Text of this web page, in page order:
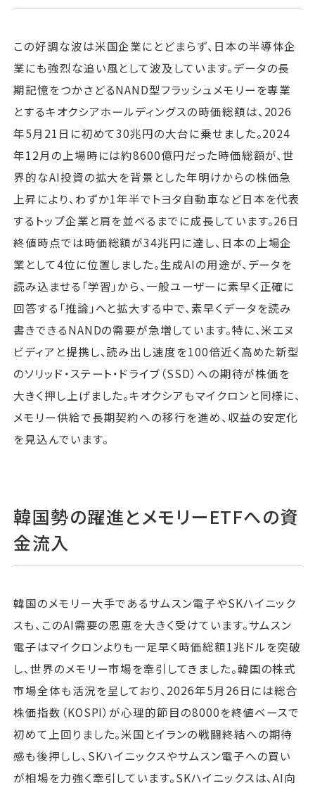
この好調な波は米国企業にとどまらず、日本の半導体企
業にも強烈な追い風として波及しています。データの長
期記憶をつかさどるNAND型フラッシュメモリーを専業
とするキオクシアホールディングスの時価総額は、2026
年5月21日に初めて30兆円の大台に乗せました。2024
年12月の上場時には約8600億円だった時価総額が、世
界的なAI投資の拡大を背景とした年明けからの株価急
上昇により、わずか1年半でトヨタ自動車など日本を代表
するトップ企業と肩を並べるまでに成長しています。26日
終値時点では時価総額が34兆円に達し、日本の上場企
業として4位に位置しました。生成AIの用途が、データを
読み込ませる「学習」から、一般ユーザーに素早く正確に
回答する「推論」へと拡大する中で、素早くデータを読み
書きできるNANDの需要が急増しています。特に、米エヌ
ビディアと提携し、読み出し速度を100倍近く高めた新型
のソリッド・ステート・ドライブ（SSD）への期待が株価を
大きく押し上げました。キオクシアもマイクロンと同様に、
メモリー供給で長期契約への移行を進め、収益の安定化
を見込んでいます。
韓国勢の躍進とメモリーETFへの資
金流入
韓国のメモリー大手であるサムスン電子やSKハイニック
スも、このAI需要の恩恵を大きく受けています。サムスン
電子はマイクロンよりも一足早く時価総額1兆ドルを突破
し、世界のメモリー市場を牽引してきました。韓国の株式
市場全体も活況を呈しており、2026年5月26日には総合
株価指数（KOSPI）が心理的節目の8000を終値ベースで
初めて上回りました。米国とイランの戦闘終結への期待
感も後押しし、SKハイニックスやサムスン電子への買い
が相場を力強く牽引しています。SKハイニックスは、AI向